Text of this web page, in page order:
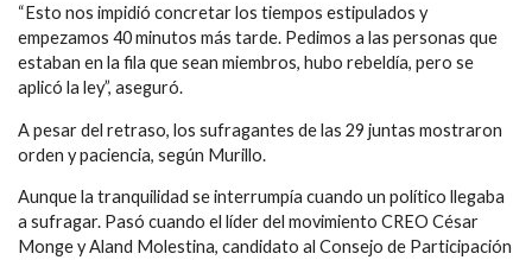
“Esto nos impidió concretar los tiempos estipulados y
empezamos 40 minutos más tarde. Pedimos a las personas que
estaban en la fila que sean miembros, hubo rebeldía, pero se
aplicó la ley”, aseguró.
A pesar del retraso, los sufragantes de las 29 juntas mostraron
orden y paciencia, según Murillo.
Aunque la tranquilidad se interrumpía cuando un político llegaba
a sufragar. Pasó cuando el líder del movimiento CREO César
Monge y Aland Molestina, candidato al Consejo de Participación